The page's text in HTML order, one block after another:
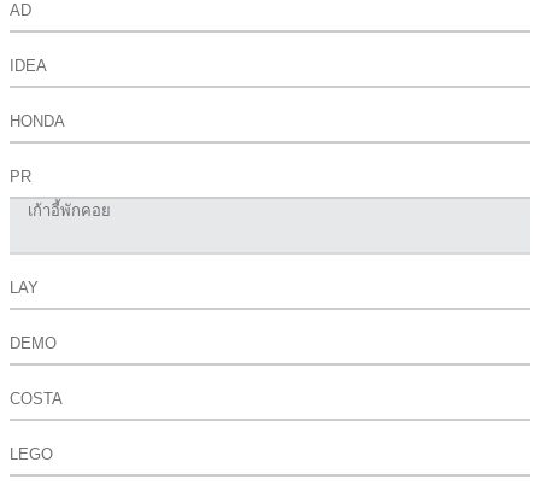
AD
IDEA
HONDA
PR
เก้าอี้พักคอย
LAY
DEMO
COSTA
LEGO